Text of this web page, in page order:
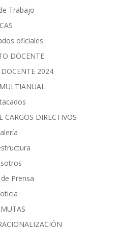
Trabajo
CAS
oficiales
DOCENTE
2024
CARGOS DIRECTIVOS
Prensa